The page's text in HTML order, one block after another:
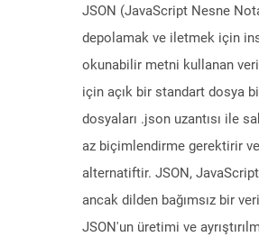
JSON (JavaScript Nesne
depolamak ve iletmek için
okunabilir metni kullanan
için açık bir standart dosya
dosyaları .json uzantısı ile
az biçimlendirme gerektirir
alternatiftir. JSON,
ancak dilden bağımsız bir
JSON'un üretimi ve